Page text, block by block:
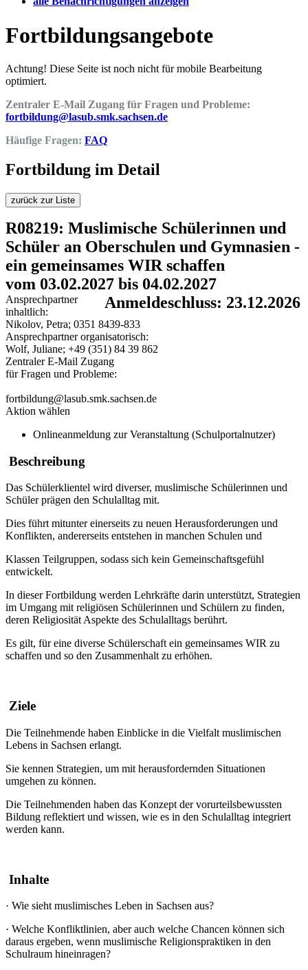
Fortbildungsangebote
Achtung! Diese Seite ist noch nicht für mobile Bearbeitung
optimiert.
Zentraler E-Mail Zugang für Fragen und Probleme:
fortbildung@lasub.smk.sachsen.de
Häufige Fragen: FAQ
Fortbildung im Detail
zurück zur Liste
R08219: Muslimische Schülerinnen und
Schüler an Oberschulen und Gymnasien -
ein gemeinsames WIR schaffen
vom 03.02.2027 bis 04.02.2027
Anmeldeschluss: 23.12.2026
Ansprechpartner
inhaltlich:
Nikolov, Petra; 0351 8439-833
Ansprechpartner organisatorisch:
Wolf, Juliane; +49 (351) 84 39 862
Zentraler E-Mail Zugang
für Fragen und Probleme:
fortbildung@lasub.smk.sachsen.de
Aktion wählen
Onlineanmeldung zur Veranstaltung (Schulportalnutzer)
Beschreibung
Das Schülerklientel wird diverser, muslimische Schülerinnen und
Schüler prägen den Schulalltag mit.
Dies führt mitunter einerseits zu neuen Herausforderungen und
Konflikten, andererseits entstehen in manchen Schulen und
Klassen Teilgruppen, sodass sich kein Gemeinschaftsgefühl
entwickelt.
In dieser Fortbildung werden Lehrkräfte darin unterstützt, Strategien
im Umgang mit religiösen Schülerinnen und Schülern zu finden,
deren Religiosität Aspekte des Schulalltags berührt.
Es gilt, für eine diverse Schülerschaft ein gemeinsames WIR zu
schaffen und so den Zusammenhalt zu erhöhen.
Ziele
Die Teilnehmende haben Einblicke in die Vielfalt muslimischen
Lebens in Sachsen erlangt.
Sie kennen Strategien, um mit herausfordernden Situationen
umgehen zu können.
Die Teilnehmenden haben das Konzept der vorurteilsbewussten
Bildung reflektiert und wissen, wie es in den Schulalltag integriert
werden kann.
Inhalte
· Wie sieht muslimisches Leben in Sachsen aus?
· Welche Konfliktlinien, aber auch welche Chancen können sich
daraus ergeben, wenn muslimische Religionspraktiken in den
Schulraum hineinragen?